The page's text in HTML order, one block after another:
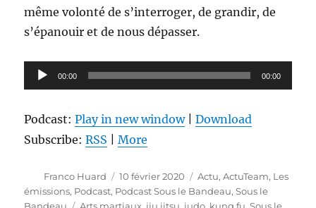
même volonté de s’interroger, de grandir, de
s’épanouir et de nous dépasser.
Lecteur
audio
00:00 00:00
Podcast:Play in new window|Download
Subscribe:RSS |More
Auteur
Franco Huard
Publié
le
10 février 2020 Catégories
Actu,ActuTeam, Les
émissions, Podcast, Podcast Sous le Bandeau,Sous le
Bandeau
Étiquettes
Arts martiaux jiu jitsu judo kung fu Sous le